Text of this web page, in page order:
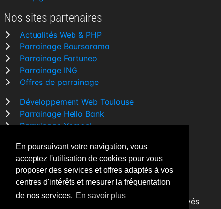
En poursuivant votre navigation, vous
acceptez l'utilisation de cookies pour vous
proposer des services et offres adaptés à vos
centres d'intérêts et mesurer la fréquentation
de nos services. En savoir plus
Nos sites partenaires
Actualités Web & PHP
Parrainage Boursorama
Parrainage Fortuneo
Parrainage ING
Offres de parrainage
Développement Web Toulouse
Parrainage Hello Bank
Parrainage Yomoni
Comparatif banque
By Night v5.7.3| © 2026 - Tous droits réservés